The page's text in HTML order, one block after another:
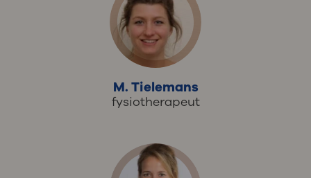
M. Tielemans
fysiotherapeut